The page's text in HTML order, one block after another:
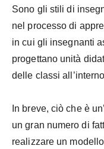
Sono gli stili di
nel processo di
in cui gli insegnanti
progettano unità
delle classi
In breve, ciò che è
un gran numero di
realizzare un